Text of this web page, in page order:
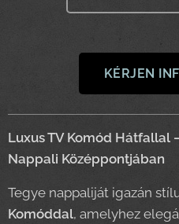
KÉRJEN
Luxus TV Komód Hátfallal
Nappali Középpontjában
Tegye nappaliját igazán
Komóddal, amelyhez